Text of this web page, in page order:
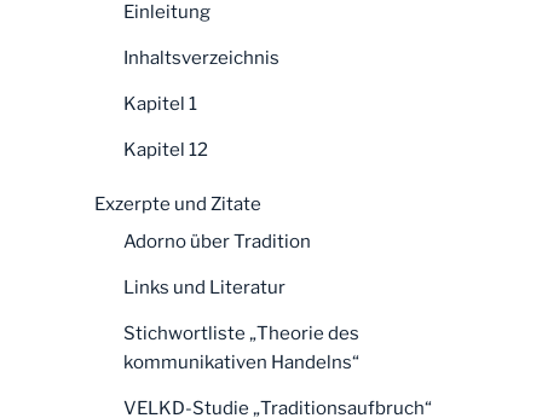
Einleitung
Inhaltsverzeichnis
Kapitel 1
Kapitel 12
Exzerpte und Zitate
Adorno über Tradition
Links und Literatur
Stichwortliste „Theorie des
kommunikativen Handelns“
VELKD-Studie „Traditionsaufbruch“